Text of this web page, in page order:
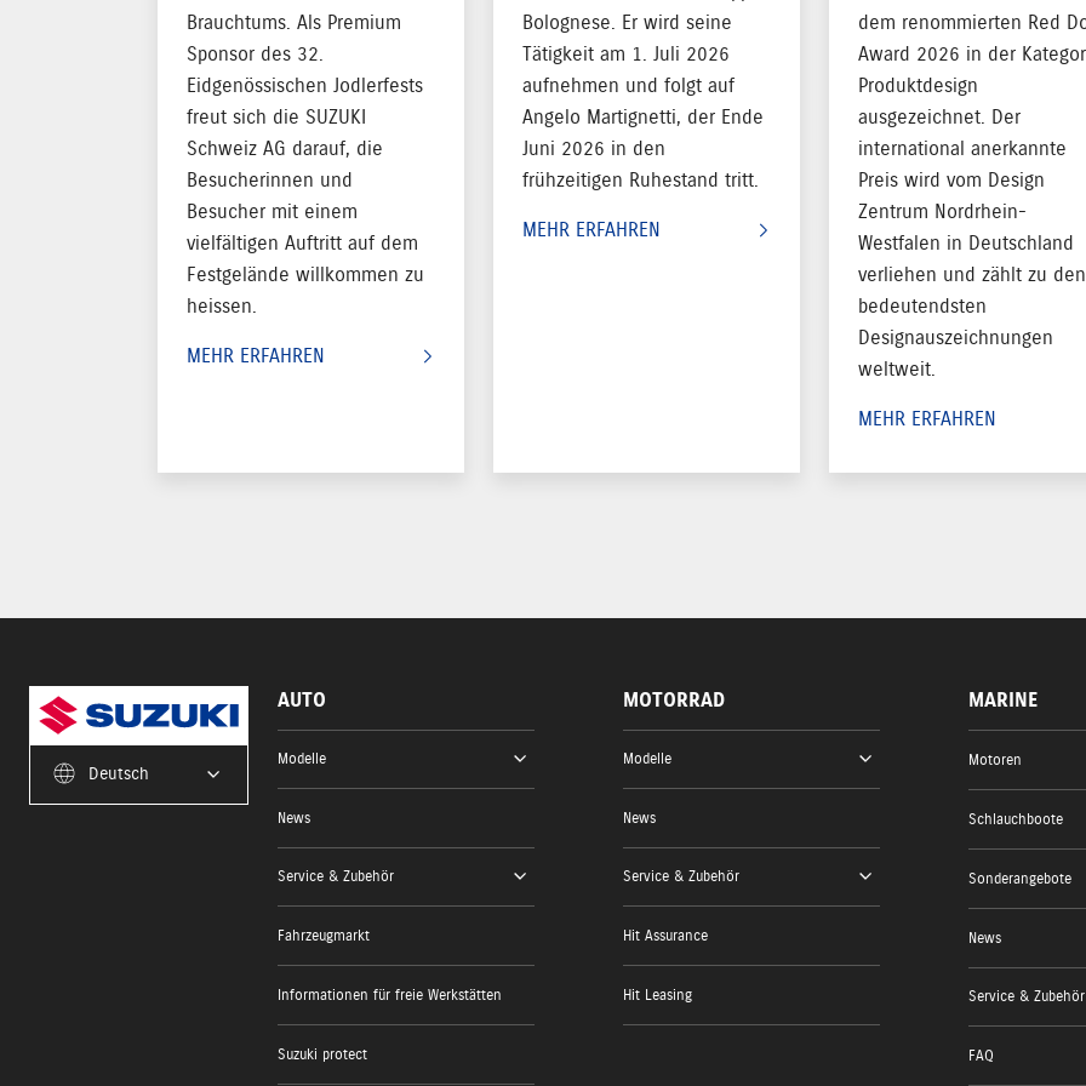
Brauchtums. Als Premium
Sponsor des 32.
Eidgenössischen Jodlerfests
freut sich die SUZUKI
Schweiz AG darauf, die
Besucherinnen und
Besucher mit einem
vielfältigen Auftritt auf dem
Festgelände willkommen zu
heissen.
MEHR ERFAHREN
Bolognese. Er wird seine
Tätigkeit am 1. Juli 2026
aufnehmen und folgt auf
Angelo Martignetti, der Ende
Juni 2026 in den
frühzeitigen Ruhestand tritt.
MEHR ERFAHREN
dem renommierten Red
Award 2026 in der
Produktdesign
ausgezeichnet. Der
international anerkannte
Preis wird vom Design
Zentrum Nordrhein-
Westfalen in Deutschland
verliehen und zählt zu den
bedeutendsten
Designauszeichnungen
weltweit.
MEHR ERFAHREN
Deutsch
AUTO
Modelle
News
Service & Zubehör
Fahrzeugmarkt
Informationen für freie Werkstätten
Suzuki protect
MOTORRAD
Modelle
News
Service & Zubehör
Hit Assurance
Hit Leasing
MARINE
Motoren
Schlauchboote
Sonderangebote
News
Service & Zubehör
FAQ